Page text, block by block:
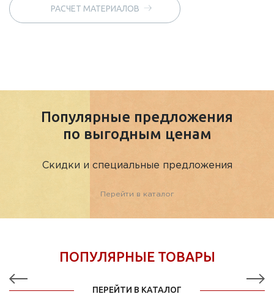
РАСЧЕТ МАТЕРИАЛОВ
Популярные предложения
по выгодным ценам
Скидки и специальные предложения
Перейти в каталог
ПОПУЛЯРНЫЕ ТОВАРЫ
ПЕРЕЙТИ В КАТАЛОГ